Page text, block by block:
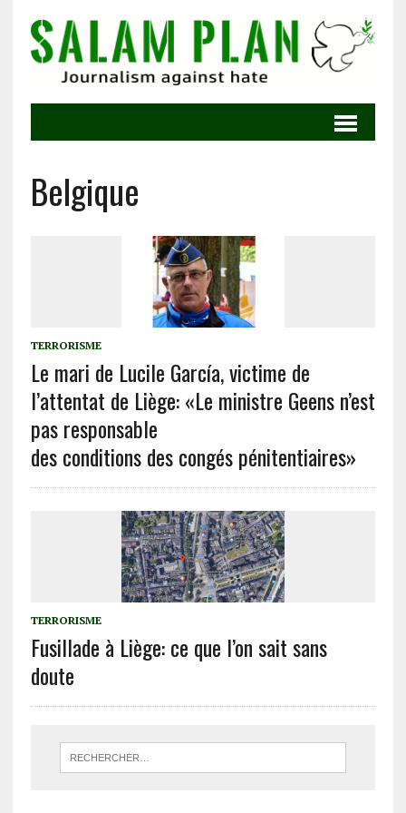
Belgique
TERRORISME
Le mari de Lucile García, victime de
l’attentat de Liège: «Le ministre Geens n’est
pas responsable
des conditions des congés pénitentiaires»
TERRORISME
Fusillade à Liège: ce que l’on sait sans
doute